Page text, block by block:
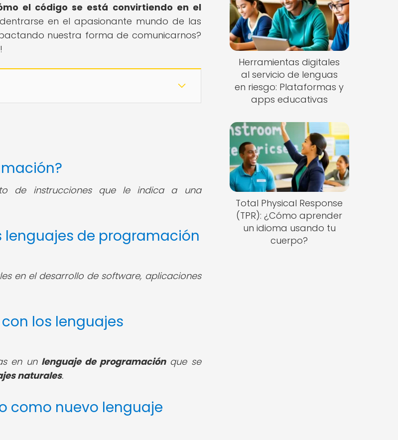
el código se está convirtiendo en el
en el apasionante mundo de las
nuestra forma de comunicarnos?
de instrucciones que le indica a una
lenguajes de programación
en el desarrollo de software, aplicaciones
los lenguajes
en un lenguaje de programaciónque se
naturales.
como nuevo lenguaje
Herramientas digitales
al servicio de lenguas
en riesgo: Plataformas y
apps educativas
Total Physical Response
(TPR): ¿Cómo aprender
un idioma usando tu
cuerpo?